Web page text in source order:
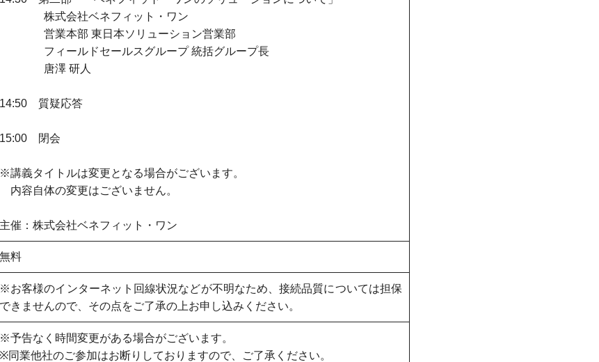
株式会社ベネフィット・ワン
営業本部 東日本ソリューション営業部
フィールドセールスグループ 統括グループ長
唐澤 研人
14:50 質疑応答
15:00 閉会
※講義タイトルは変更となる場合がございます。
内容自体の変更はございません。
主催：株式会社ベネフィット・ワン
無料
※お客様のインターネット回線状況などが不明なため、接続品質については担保
できませんので、その点をご了承の上お申し込みください。
※予告なく時間変更がある場合がございます。
※同業他社のご参加はお断りしておりますので、ご了承ください。